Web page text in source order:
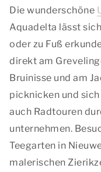
Die wunderschöne
Aquadelta lässt
oder zu Fuß
direkt am
Bruinisse und am
picknicken und
auch Radtouren
unternehmen.
Teegarten in
malerischen